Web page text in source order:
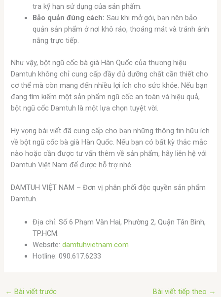
tra kỹ hạn sử dụng của sản phẩm.
Bảo quản đúng cách: Sau khi mở gói, bạn nên bảo
quản sản phẩm ở nơi khô ráo, thoáng mát và tránh ánh
nắng trực tiếp.
Như vậy, bột ngũ cốc bà già Hàn Quốc của thương hiệu
Damtuh không chỉ cung cấp đầy đủ dưỡng chất cần thiết cho
cơ thể mà còn mang đến nhiều lợi ích cho sức khỏe. Nếu bạn
đang tìm kiếm một sản phẩm ngũ cốc an toàn và hiệu quả,
bột ngũ cốc Damtuh là một lựa chọn tuyệt vời.
Hy vọng bài viết đã cung cấp cho bạn những thông tin hữu ích
về bột ngũ cốc bà già Hàn Quốc. Nếu bạn có bất kỳ thắc mắc
nào hoặc cần được tư vấn thêm về sản phẩm, hãy liên hệ với
Damtuh Việt Nam để được hỗ trợ nhé.
DAMTUH VIỆT NAM – Đơn vị phân phối độc quyền sản phẩm
Damtuh.
Địa chỉ: Số 6 Phạm Văn Hai, Phường 2, Quận Tân Bình,
TP.HCM.
Website: damtuhvietnam.com
Hotline: 090.617.6233
← Bài viết trước Bài viết tiếp theo →